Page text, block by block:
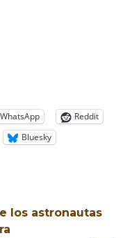
WhatsApp
Reddit
Bluesky
los astronautas